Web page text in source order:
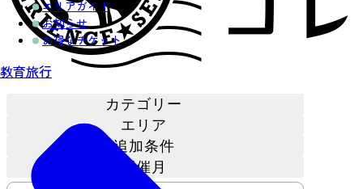
エリアガイド
お知らせ
お得なチケット
教育旅行
カテゴリー
エリア
追加条件
開催月